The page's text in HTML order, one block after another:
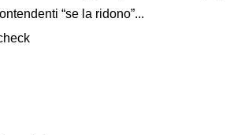
“se la ridono”...